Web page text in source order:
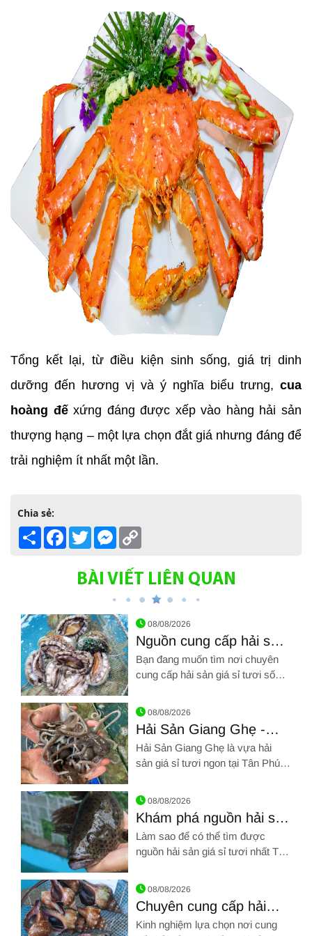
Tổng kết lại, từ điều kiện sinh sống, giá trị dinh
dưỡng đến hương vị và ý nghĩa biểu trưng, cua
hoàng đế xứng đáng được xếp vào hàng hải sản
thượng hạng – một lựa chọn đắt giá nhưng đáng để
trải nghiệm ít nhất một lần.
Chia sẻ:
Share Facebook
TwitterMessenger
BÀI VIẾT LIÊN QUAN
Hình ảnh về Nguồn cung cấp hải sản giá sỉ tươi sống tại
08/08/2026
Nguồn cung cấp hải sản
giá sỉ tươi sống tại
TPHCM
Bạn đang muốn tìm nơi chuyên
cung cấp hải sản giá sỉ tươi sống
bài viết này để biết ngay địa chỉ
uy tín nhất nhé!
Hình ảnh về Hải Sản Giang Ghẹ - Vựa hải sản giá sỉ tươi ngon
08/08/2026
Hải Sản Giang Ghẹ -
Vựa hải sản giá sỉ tươi
ngon tại Tân Phú
Hải Sản Giang Ghẹ là vựa hải
sản giá sỉ tươi ngon tại Tân Phú
sản vẫn tươi ngon khi đến tay
người dùng.
Hình ảnh về Khám phá nguồn hải sản giá sỉ tươi nhất Tân
08/08/2026
Khám phá nguồn hải sản
giá sỉ tươi nhất Tân Bình
Làm sao để có thể tìm được
nguồn hải sản giá sỉ tươi nhất Tân
sản tươi mới mỗi ngày? TÌM
HIỂU NGAY bài viết này bạn nhé!
08/08/2026
Chuyên cung cấp hải
sản tươi sống giá rẻ
Kinh nghiệm lựa chọn nơi cung